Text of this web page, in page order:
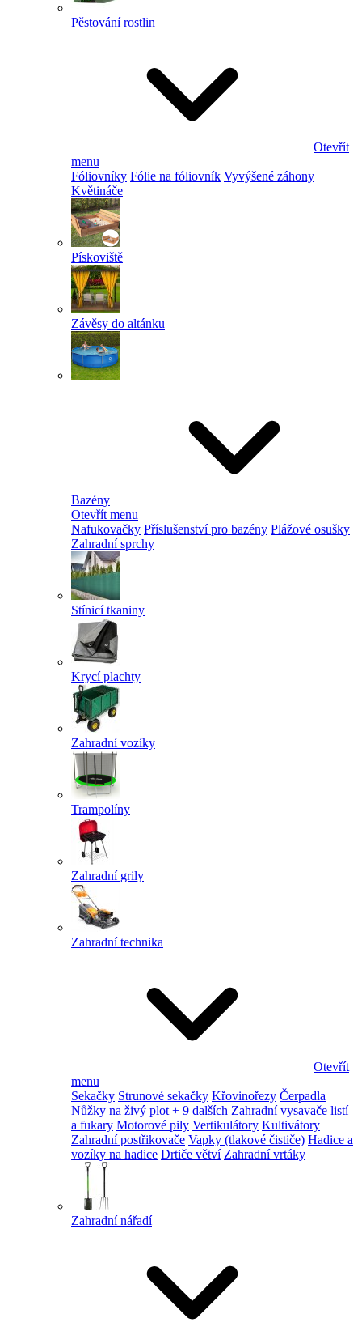
Pěstování rostlin
Otevřít
menu
Fóliovníky Fólie na fóliovník Vyvýšené záhony
Květináče
Pískoviště
Závěsy do altánku
Bazény
Otevřít menu
Nafukovačky Příslušenství pro bazény Plážové osušky
Zahradní sprchy
Stínicí tkaniny
Krycí plachty
Zahradní vozíky
Trampolíny
Zahradní grily
Zahradní technika
Otevřít
menu
Sekačky Strunové sekačky Křovinořezy Čerpadla
Nůžky na živý plot + 9 dalších Zahradní vysavače listí
a fukary Motorové pily Vertikulátory Kultivátory
Zahradní postřikovače Vapky (tlakové čističe) Hadice a
vozíky na hadice Drtiče větví Zahradní vrtáky
Zahradní nářadí